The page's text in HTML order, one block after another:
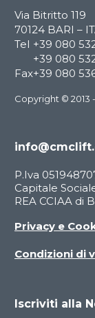
Via Bitritto 119
70124 BARI –
Tel +39 080
+39 080
Fax+39 080
Copyright © 2013
P.Iva
Capitale
REA CCIAA di
Privacy e
Condizioni di
Iscriviti alla